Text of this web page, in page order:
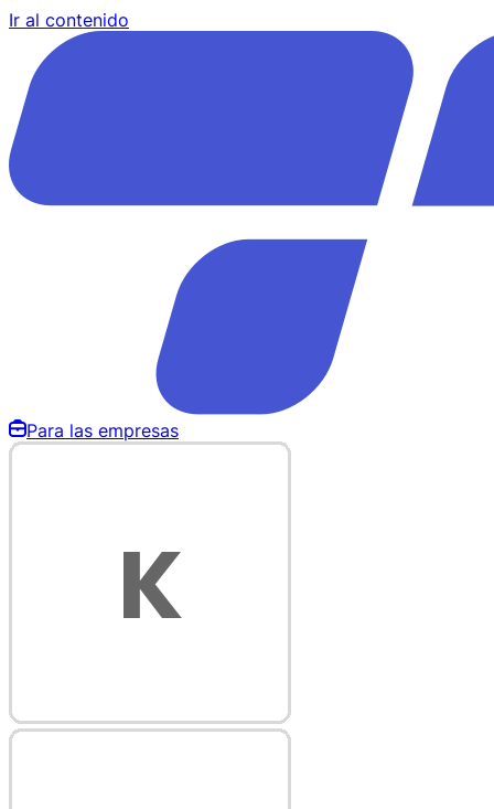
Ir al contenido
Para las empresas